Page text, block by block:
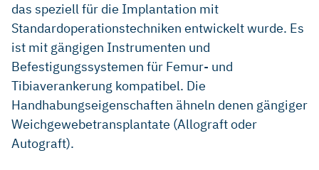
das speziell für die Implantation mit
Standardoperationstechniken entwickelt wurde. Es
ist mit gängigen Instrumenten und
Befestigungssystemen für Femur- und
Tibiaverankerung kompatibel. Die
Handhabungseigenschaften ähneln denen gängiger
Weichgewebetransplantate (Allograft oder
Autograft).